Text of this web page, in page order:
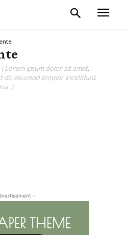
Lorem ipsum dolor sit amet,
do eiusmod tempor incididunt
)
-